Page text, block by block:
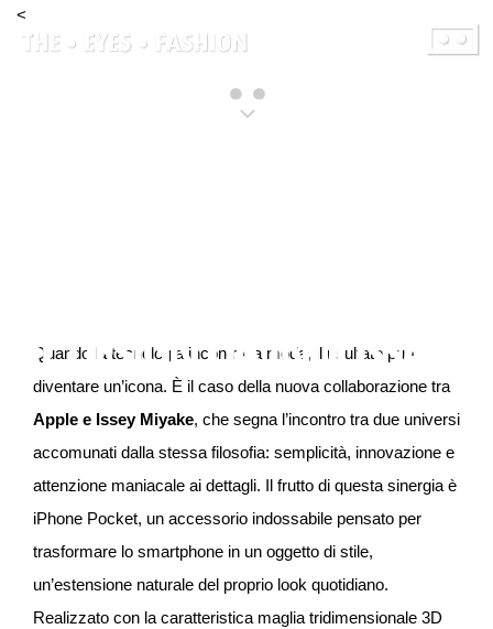
Passa
<
IL DESIGN DA INDOSSARE
Quando la tecnologia incontra la moda, il risultato può
diventare un’icona. È il caso della nuova collaborazione tra
Apple e Issey Miyake, che segna l’incontro tra due universi
accomunati dalla stessa filosofia: semplicità, innovazione e
attenzione maniacale ai dettagli. Il frutto di questa sinergia è
iPhone Pocket, un accessorio indossabile pensato per
trasformare lo smartphone in un oggetto di stile,
un’estensione naturale del proprio look quotidiano.
Realizzato con la caratteristica maglia tridimensionale 3D